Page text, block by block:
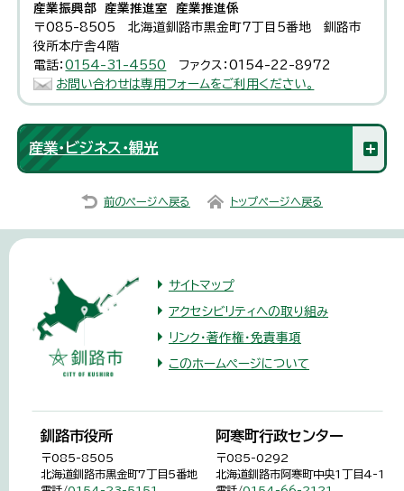
産業振興部 産業推進室 産業推進係
〒085-8505 北海道釧路市黒金町7丁目5番地 釧路市
役所本庁舎4階
電話：0154-31-4550
ファクス：0154-22-8972
お問い合わせは専用フォームをご利用ください。
産業・ビジネス・観光
前のページへ戻る トップページへ戻る
サイトマップ
アクセシビリティへの取り組み
リンク・著作権・免責事項
このホームページについて
釧路市役所
〒085-8505
北海道釧路市黒金町7丁目5番地
阿寒町行政センター
〒085-0292
北海道釧路市阿寒町中央1丁目4-1